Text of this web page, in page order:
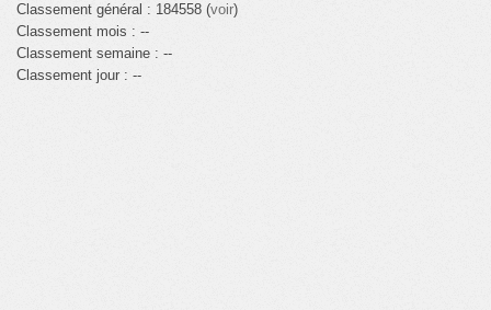
Classement général : 184558 (voir)
Classement mois : --
Classement semaine : --
Classement jour : --